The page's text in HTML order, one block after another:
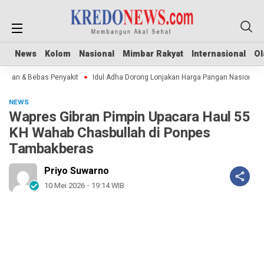
News Kolom Nasional Mimbar Rakyat Internasional
News Kolom Nasional Mimbar Rakyat Internasional
& Bebas Penyakit Idul Adha Dorong Lonjakan Harga Pangan Nasional
NEWS
Wapres Gibran Pimpin Upacara Haul 55
KH Wahab Chasbullah di Ponpes
Tambakberas
Priyo Suwarno
10 Mei 2026 - 19:14 WIB